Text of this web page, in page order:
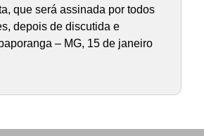
que será assinada por todos
depois de discutida e
– MG, 15 de janeiro